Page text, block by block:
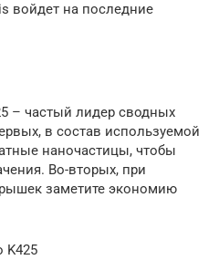
войдет на последние
– частый лидер сводных
в состав используемой
наночастицы, чтобы
Во-вторых, при
заметите экономию
K425